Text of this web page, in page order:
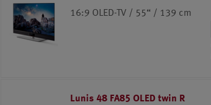
16:9 OLED-TV / 55“ / 139 cm
Lunis 48 FA85 OLED twin R